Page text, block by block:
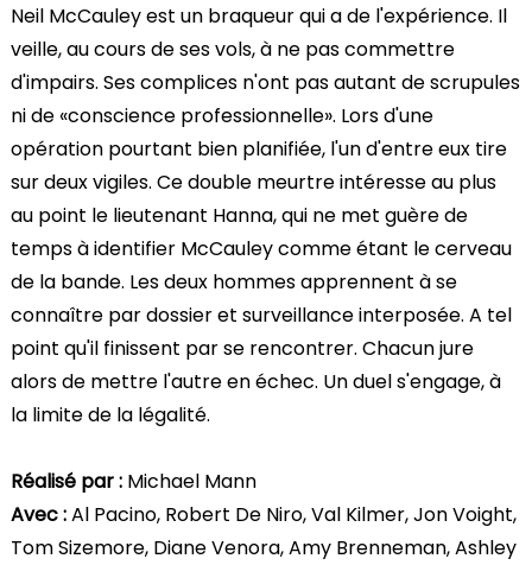
Neil McCauley est un braqueur qui a de l'expérience. Il
veille, au cours de ses vols, à ne pas commettre
d'impairs. Ses complices n'ont pas autant de scrupules
ni de «conscience professionnelle». Lors d'une
opération pourtant bien planifiée, l'un d'entre eux tire
sur deux vigiles. Ce double meurtre intéresse au plus
au point le lieutenant Hanna, qui ne met guère de
temps à identifier McCauley comme étant le cerveau
de la bande. Les deux hommes apprennent à se
connaître par dossier et surveillance interposée. A tel
point qu'il finissent par se rencontrer. Chacun jure
alors de mettre l'autre en échec. Un duel s'engage, à
la limite de la légalité.
Réalisé par : Michael Mann
Avec :Al Pacino, Robert De Niro, Val Kilmer, Jon Voight,
Tom Sizemore, Diane Venora, Amy Brenneman, Ashley